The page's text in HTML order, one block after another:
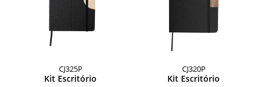
CJ325P
Kit Escritório
CJ320P
Kit Escritório